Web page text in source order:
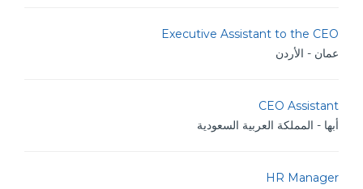
Executive Assistant to the CEO
عمان - الأردن
CEO Assistant
أبها - المملكة العربية السعودية
HR Manager